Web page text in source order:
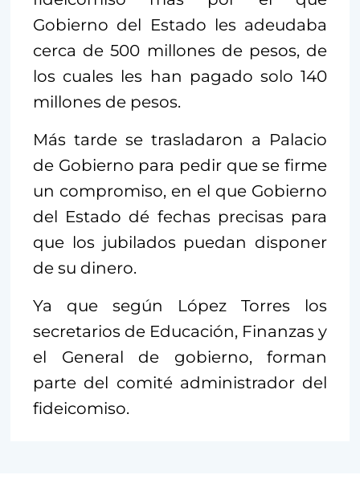
Gobierno del Estado les adeudaba
cerca de 500 millones de pesos, de
los cuales les han pagado solo 140
millones de pesos.
Más tarde se trasladaron a Palacio
de Gobierno para pedir que se firme
un compromiso, en el que Gobierno
del Estado dé fechas precisas para
que los jubilados puedan disponer
de su dinero.
Ya que según López Torres los
secretarios de Educación, Finanzas y
el General de gobierno, forman
parte del comité administrador del
fideicomiso.